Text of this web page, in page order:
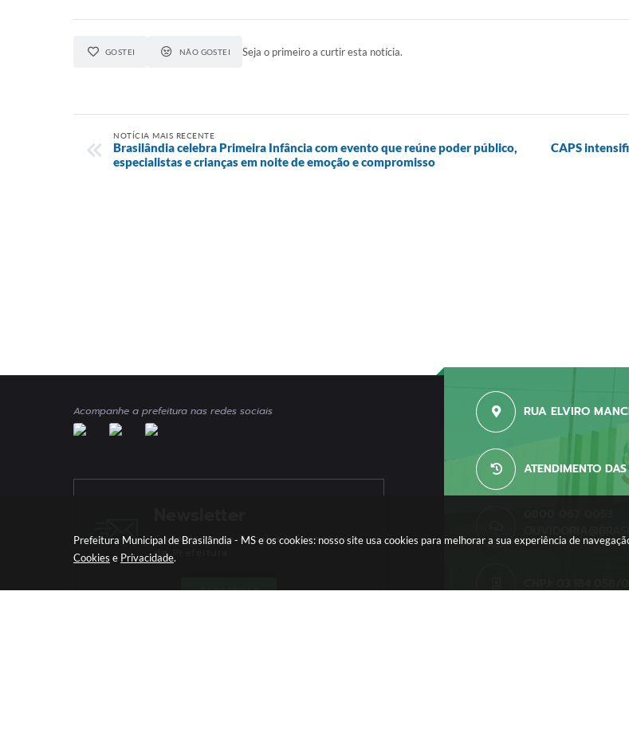
Prefeitura Municipal de Brasilândia - MS e os cookies: nosso site usa cookies para melhorar a sua experiência de
Cookies e Privacidade.
GOSTEI NÃO GOSTEI Seja o primeiro a curtir esta notícia.
NOTÍCIA MAIS RECENTE
Brasilândia celebra Primeira Infância com evento que reúne poder público,
especialistas e crianças em noite de emoção e compromisso
CAPS
Acompanhe a prefeitura nas redes sociais
Cadastre-se e Receba Informativos
da Prefeitura
CADASTRAR
RUA ELVIRO
ATENDIMENTO